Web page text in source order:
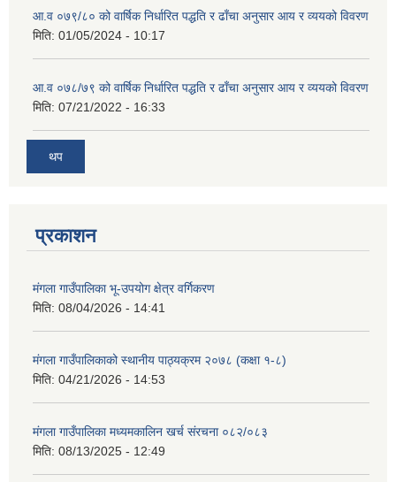
आ.व ०७९/८० को वार्षिक निर्धारित पद्धति र ढाँचा अनुसार आय र व्ययको विवरण
मिति: 01/05/2024 - 10:17
आ.व ०७८/७९ को वार्षिक निर्धारित पद्धति र ढाँचा अनुसार आय र व्ययको विवरण
मिति: 07/21/2022 - 16:33
थप
प्रकाशन
मंगला गाउँपालिका भू-उपयोग क्षेत्र वर्गिकरण
मिति: 08/04/2026 - 14:41
मंगला गाउँपालिकाको स्थानीय पाठ्यक्रम २०७८ (कक्षा १-८)
मिति: 04/21/2026 - 14:53
मंगला गाउँपालिका मध्यमकालिन खर्च संरचना ०८२/०८३
मिति: 08/13/2025 - 12:49